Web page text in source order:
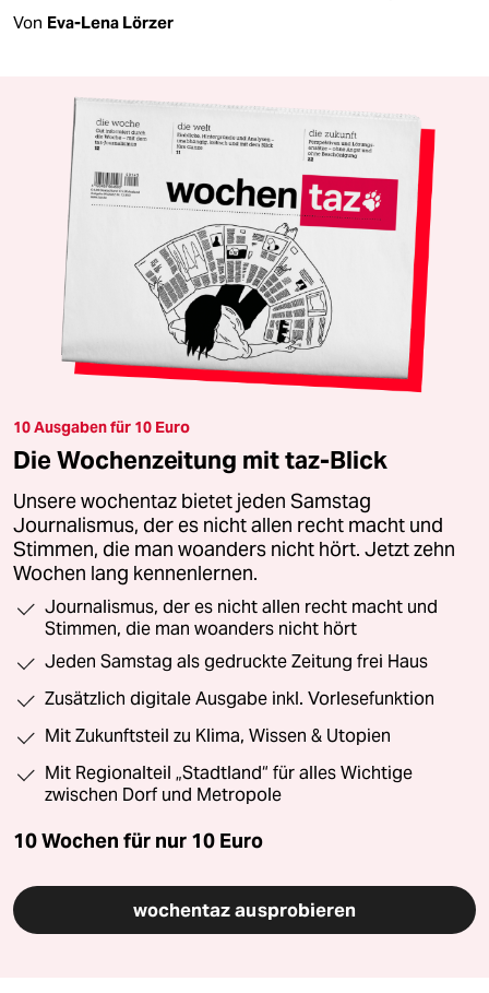
Von Eva-Lena Lörzer
10 Ausgaben für 10 Euro
Die Wochenzeitung mit taz-Blick
Unsere wochentaz bietet jeden Samstag
Journalismus, der es nicht allen recht macht und
Stimmen, die man woanders nicht hört. Jetzt zehn
Wochen lang kennenlernen.
Journalismus, der es nicht allen recht macht und
Stimmen, die man woanders nicht hört
Jeden Samstag als gedruckte Zeitung frei Haus
Zusätzlich digitale Ausgabe inkl. Vorlesefunktion
Mit Zukunftsteil zu Klima, Wissen & Utopien
Mit Regionalteil „Stadtland“ für alles Wichtige
zwischen Dorf und Metropole
10 Wochen für nur 10 Euro
wochentaz ausprobieren